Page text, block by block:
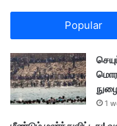
Popular
1